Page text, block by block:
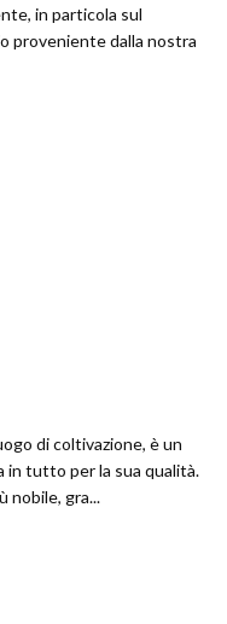
in particola sul
proveniente dalla nostra
di coltivazione, è un
in tutto per la sua qualità.
nobile, gra...